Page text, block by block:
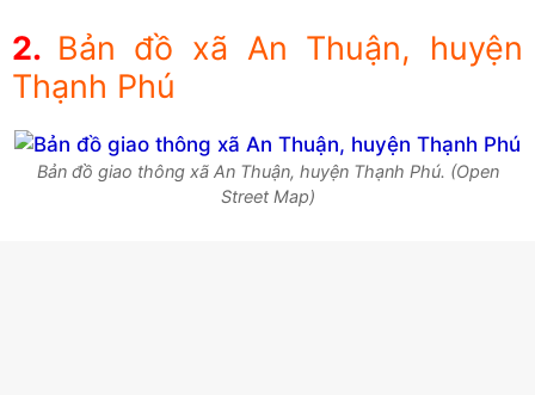
Bản đồ xã An Thuận, huyện
Thạnh Phú
Bản đồ giao thông xã An Thuận, huyện Thạnh Phú. (Open
Street Map)